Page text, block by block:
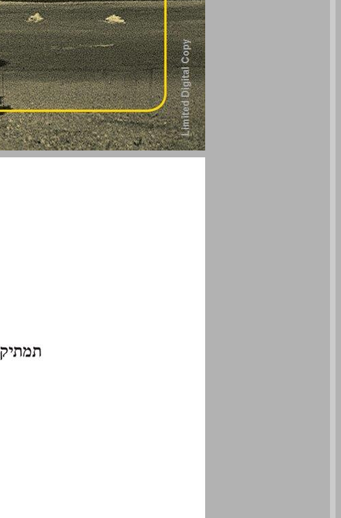
אין עם אשר ייסוג מחפירות חייו: תמטיקה, פואטיקה ורטוריקה בשירי הזמר ההמנוניים של היחידות הלוחמות, 2010-1930 ... 0